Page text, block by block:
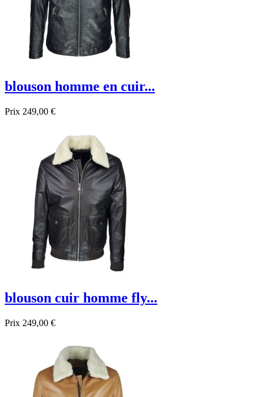
blouson homme en cuir...
Prix 249,00 €
Promo !
blouson cuir homme fly...
Prix 249,00 €
Promo !